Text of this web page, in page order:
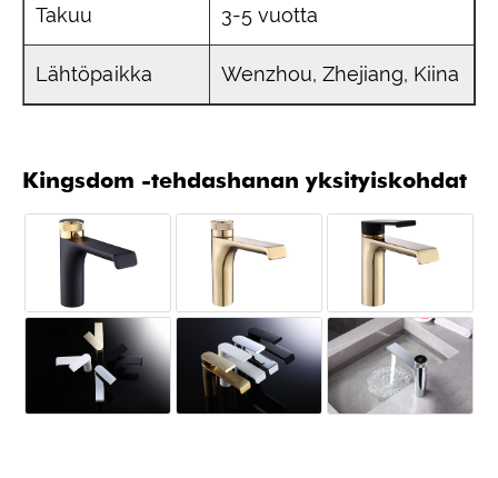
Takuu 3-5 vuotta
Lähtöpaikka Wenzhou, Zhejiang, Kiina
Kingsdom -tehdashanan yksityiskohdat